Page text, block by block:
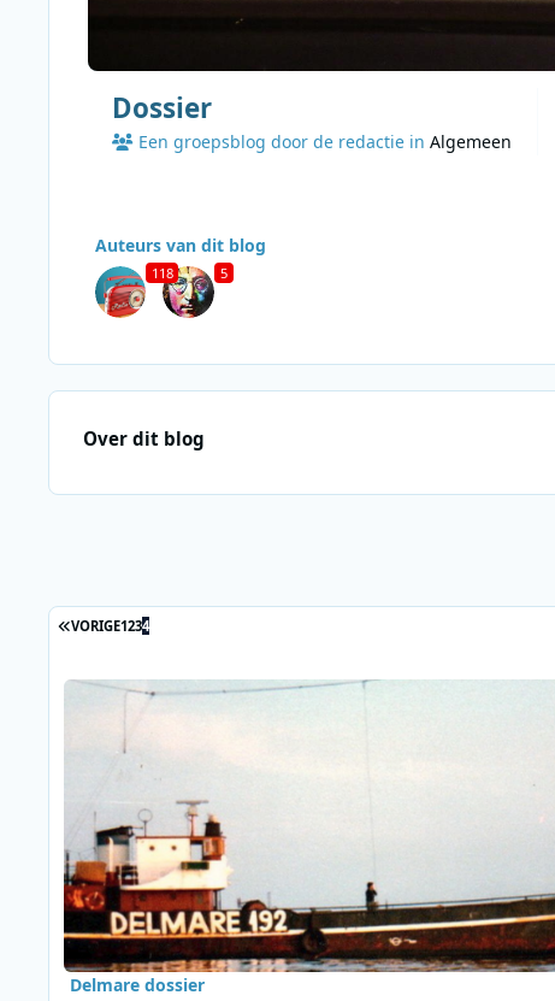
Dossier
Een groepsblog door de redactie in Algemeen
Auteurs van dit blog
118 5
Over dit blog
Berichten in deze blog
EERSTE PAGINA
VORIGE1234
Lees meer over Dossier Delmare: Jan Paparazzi's
Delmare dossier